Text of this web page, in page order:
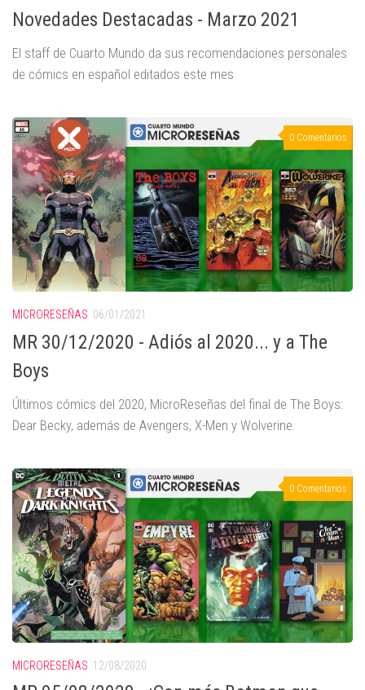
Novedades Destacadas - Marzo 2021
El staff de Cuarto Mundo da sus recomendaciones personales
de cómics en español editados este mes
0 Comentarios
MICRORESEÑAS 06/01/2021
MR 30/12/2020 - Adiós al 2020... y a The
Boys
Últimos cómics del 2020, MicroReseñas del final de The Boys:
Dear Becky, además de Avengers, X-Men y Wolverine.
0 Comentarios
MICRORESEÑAS 12/08/2020